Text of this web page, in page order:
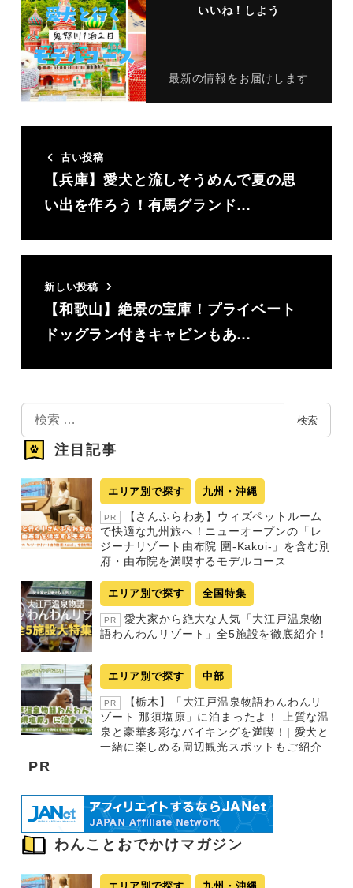
いいね！しよう
最新の情報をお届けします
古い投稿
【兵庫】愛犬と流しそうめんで夏の思
い出を作ろう！有馬グランド…
新しい投稿
【和歌山】絶景の宝庫！プライベート
ドッグラン付きキャビンもあ…
索
検索
注目記事
エリア別で探す 九州・沖縄
PR
【さんふらわあ】ウィズペットルーム
で快適な九州旅へ！ニューオープンの「レ
ジーナリゾート由布院 圍-Kakoi-」を含む別
府・由布院を満喫するモデルコース
エリア別で探す 全国特集
PR
愛犬家から絶大な人気「大江戸温泉物
語わんわんリゾート」全5施設を徹底紹介！
エリア別で探す 中部
PR
【栃木】「大江戸温泉物語わんわんリ
ゾート 那須塩原」に泊まったよ！ 上質な温
泉と豪華多彩なバイキングを満喫！| 愛犬と
一緒に楽しめる周辺観光スポットもご紹介
PR
わんことおでかけマガジン